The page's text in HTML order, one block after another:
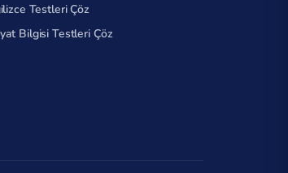
Testleri Çöz
Bilgisi Testleri Çöz